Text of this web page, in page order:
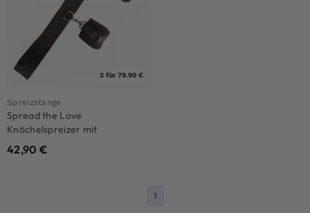
2 für 79.90 €
Spreizstange
Spread the Love
Knöchelspreizer mit
Handfesseln
42,90 €
1